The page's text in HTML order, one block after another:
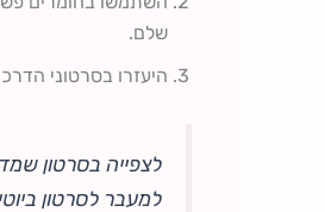
שלם.
היעזרו בסרטוני
לצפייה בסרטון
למעבר לסרטון